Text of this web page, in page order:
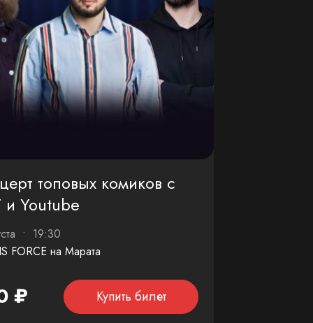
топовых комиков с
Youtube
• 19:30
FORCE на Марата
₽ Купить билет